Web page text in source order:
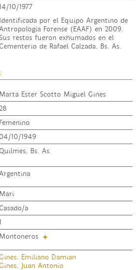
10/1977
Identificada por el Equipo Argentino de
Antropología Forense (EAAF) en 2009.
Sus restos fueron exhumados en el
Cementerio de Rafael Calzada, Bs. As.
Marta Ester Scotto Miguel Gines
28
Femenino
04/10/1949
Quilmes, Bs. As.
Argentina
Mari
Casado/a
Montoneros +
Gines, Emiliano Damian
Gines, Juan Antonio